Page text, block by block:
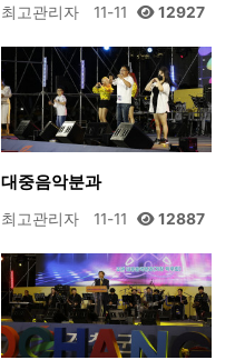
최고관리자 11-11 12927
대중음악분과
최고관리자 11-11 12887